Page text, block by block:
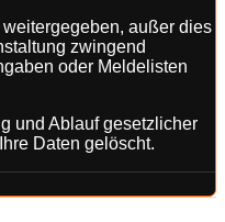
weitergegeben, außer dies
zwingend
oder Meldelisten
und Ablauf gesetzlicher
Daten gelöscht.